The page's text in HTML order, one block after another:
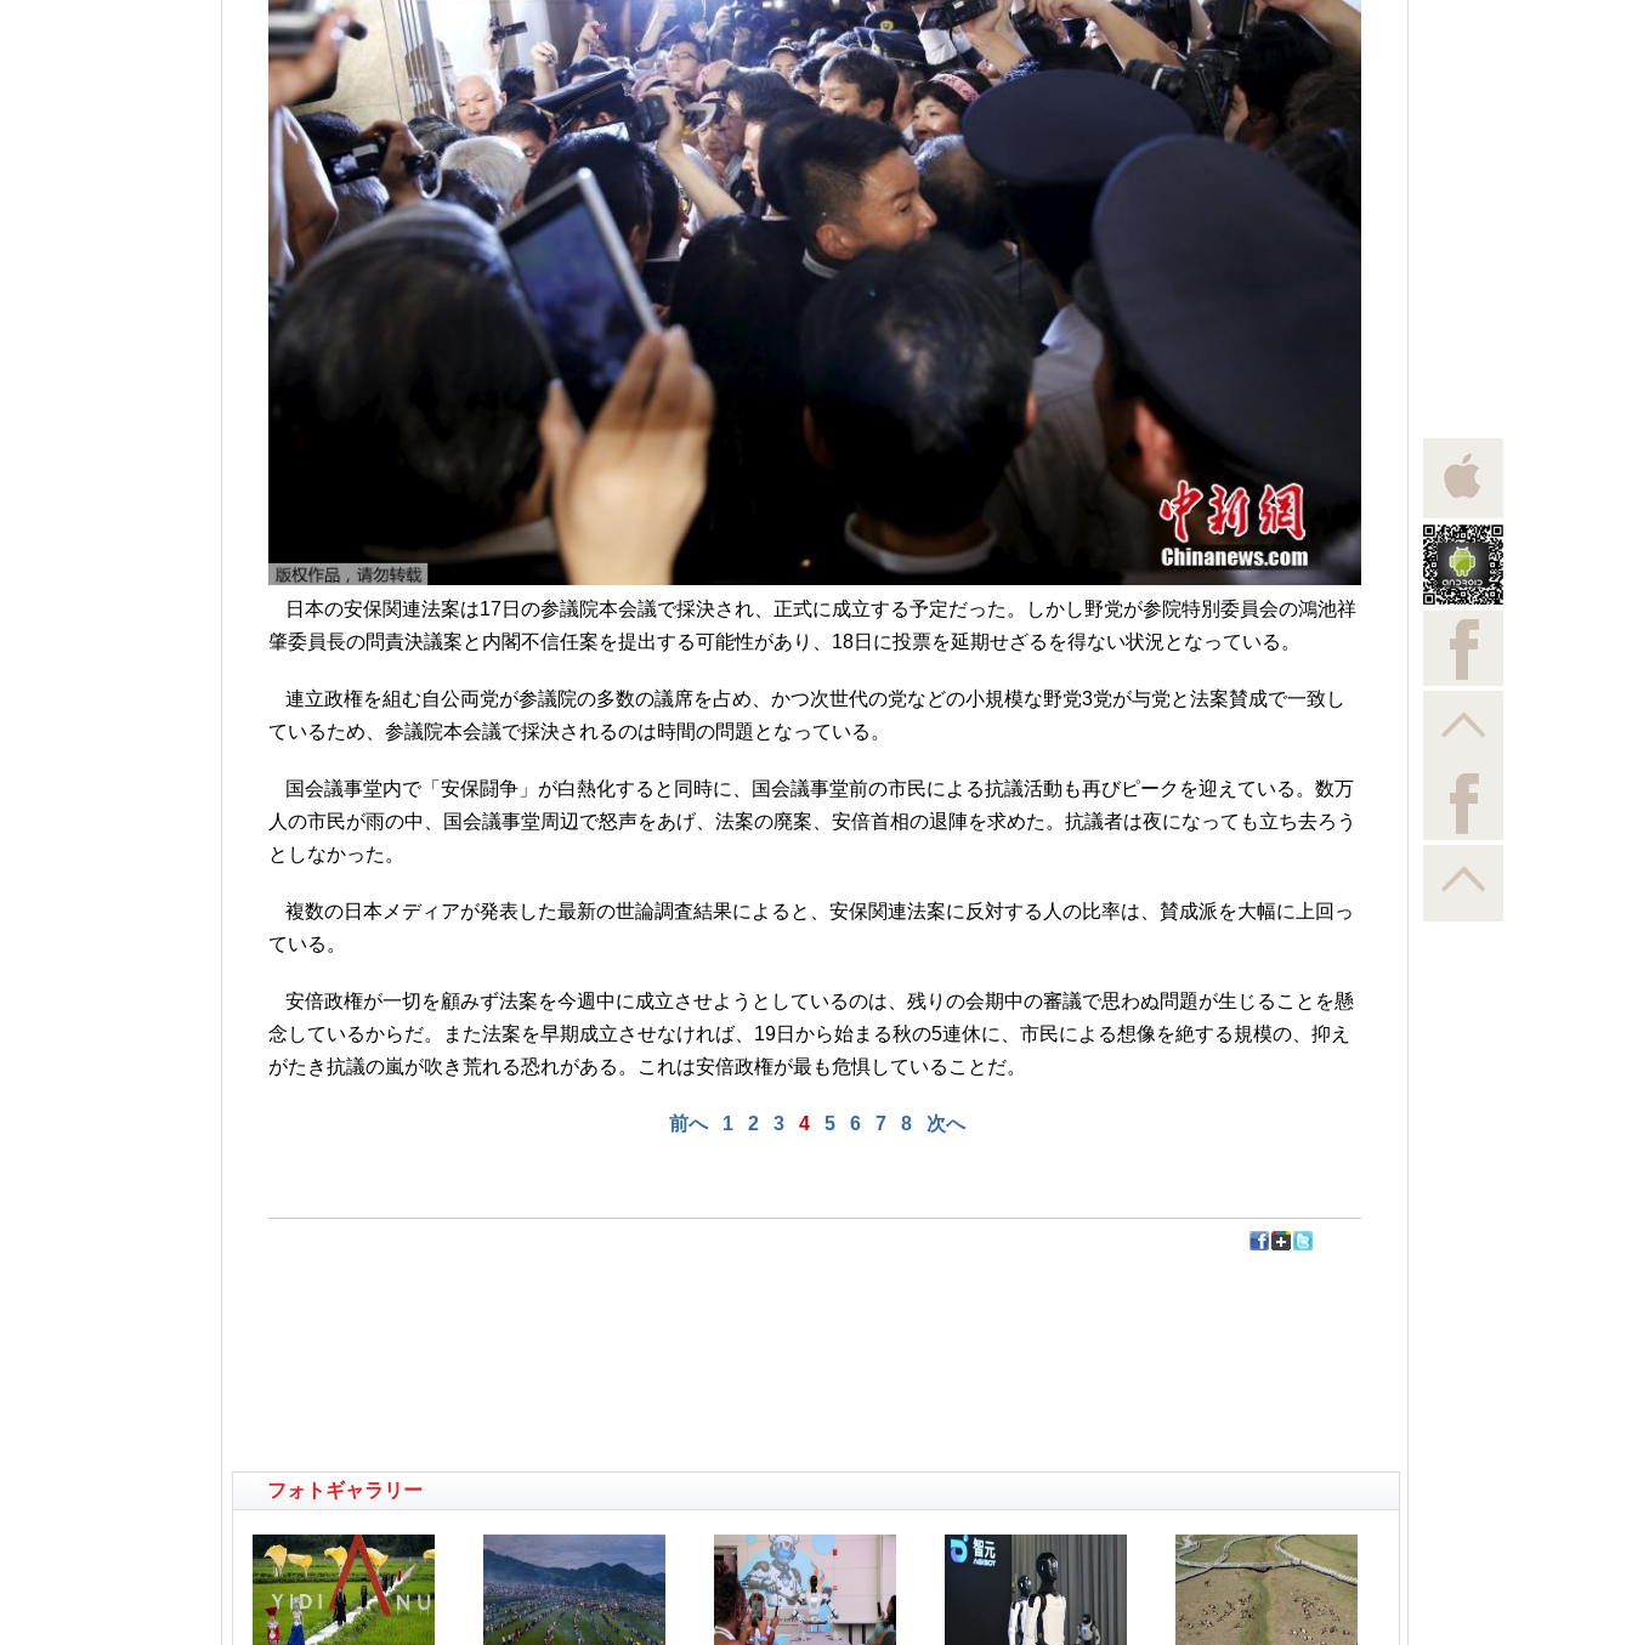
日本の安保関連法案は17日の参議院本会議で採決され、正式に成立する予定だった。しかし野党が参院特別委員会の鴻池祥
肇委員長の問責決議案と内閣不信任案を提出する可能性があり、18日に投票を延期せざるを得ない状況となっている。
連立政権を組む自公両党が参議院の多数の議席を占め、かつ次世代の党などの小規模な野党3党が与党と法案賛成で一致し
ているため、参議院本会議で採決されるのは時間の問題となっている。
国会議事堂内で「安保闘争」が白熱化すると同時に、国会議事堂前の市民による抗議活動も再びピークを迎えている。数万
人の市民が雨の中、国会議事堂周辺で怒声をあげ、法案の廃案、安倍首相の退陣を求めた。抗議者は夜になっても立ち去ろう
としなかった。
複数の日本メディアが発表した最新の世論調査結果によると、安保関連法案に反対する人の比率は、賛成派を大幅に上回っ
ている。
安倍政権が一切を顧みず法案を今週中に成立させようとしているのは、残りの会期中の審議で思わぬ問題が生じることを懸
念しているからだ。また法案を早期成立させなければ、19日から始まる秋の5連休に、市民による想像を絶する規模の、抑え
がたき抗議の嵐が吹き荒れる恐れがある。これは安倍政権が最も危惧していることだ。
前へ 1 2 3 4 5 6 7 8 次へ